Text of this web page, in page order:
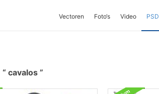
Vectoren Foto‘s Video PSD
cavalos